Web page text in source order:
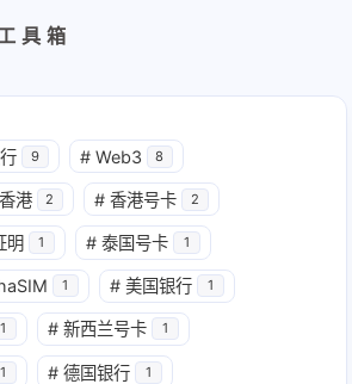
具箱
9 # Web3 8
港 2 # 香港号卡 2
明 1 # 泰国号卡 1
1 # 美国银行 1
1 # 新西兰号卡 1
1 # 德国银行 1